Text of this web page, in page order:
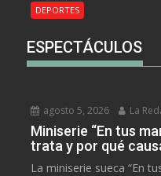
DEPORTES
ESPECTÁCULOS
agosto 5, 2026 La
Miniserie “En tus
trata y por qué
La miniserie sueca “En